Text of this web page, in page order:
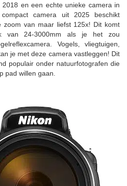
en een echte unieke camera in
camera uit 2025 beschikt
zoom van maar liefst 125x! Dit komt
van 24-3000mm als je het zou
Vogels, vliegtuigen,
je met deze camera vastleggen! Dit
populair onder natuurfotografen die
pad willen gaan.